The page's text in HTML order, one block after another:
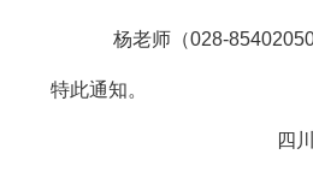
杨老师（028-85402050
特此通知。
四